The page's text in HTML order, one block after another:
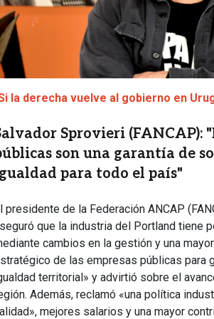
la derecha vuelve al gobierno en
Sprovieri (FANCAP):
son una garantía de
para todo el país"
presidente de la Federación ANCAP
que la industria del Portland tiene
cambios en la gestión y una
de las empresas públicas para
territorial» y advirtió sobre el
Además, reclamó «una política
mejores salarios y una mayor